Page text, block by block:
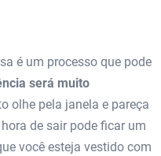
é um processo que pode
será muito
olhe pela janela e pareça
de sair pode ficar um
você esteja vestido com